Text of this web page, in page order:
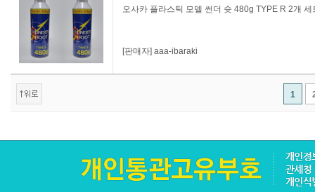
오사카 플라스틱 모델 썬더 슛 480g TYPE R 2개
[판매자] aaa-ibaraki
1